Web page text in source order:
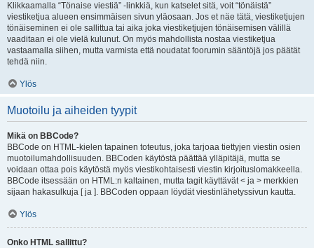
Klikkaamalla “Tönaise viestiä” -linkkiä, kun katselet sitä, voit “tönäistä”
viestiketjua alueen ensimmäisen sivun yläosaan. Jos et näe tätä, viestiketjujen
tönäiseminen ei ole sallittua tai aika joka viestiketjujen tönäisemisen välillä
vaaditaan ei ole vielä kulunut. On myös mahdollista nostaa viestiketjua
vastaamalla siihen, mutta varmista että noudatat foorumin sääntöjä jos päätät
tehdä niin.
Ylös
Muotoilu ja aiheiden tyypit
Mikä on BBCode?
BBCode on HTML-kielen tapainen toteutus, joka tarjoaa tiettyjen viestin osien
muotoilumahdollisuuden. BBCoden käytöstä päättää ylläpitäjä, mutta se
voidaan ottaa pois käytöstä myös viestikohtaisesti viestin kirjoituslomakkeella.
BBCode itsessään on HTML:n kaltainen, mutta tagit käyttävät < ja > merkkien
sijaan hakasulkuja [ ja ]. BBCoden oppaan löydät viestinlähetyssivun kautta.
Ylös
Onko HTML sallittu?